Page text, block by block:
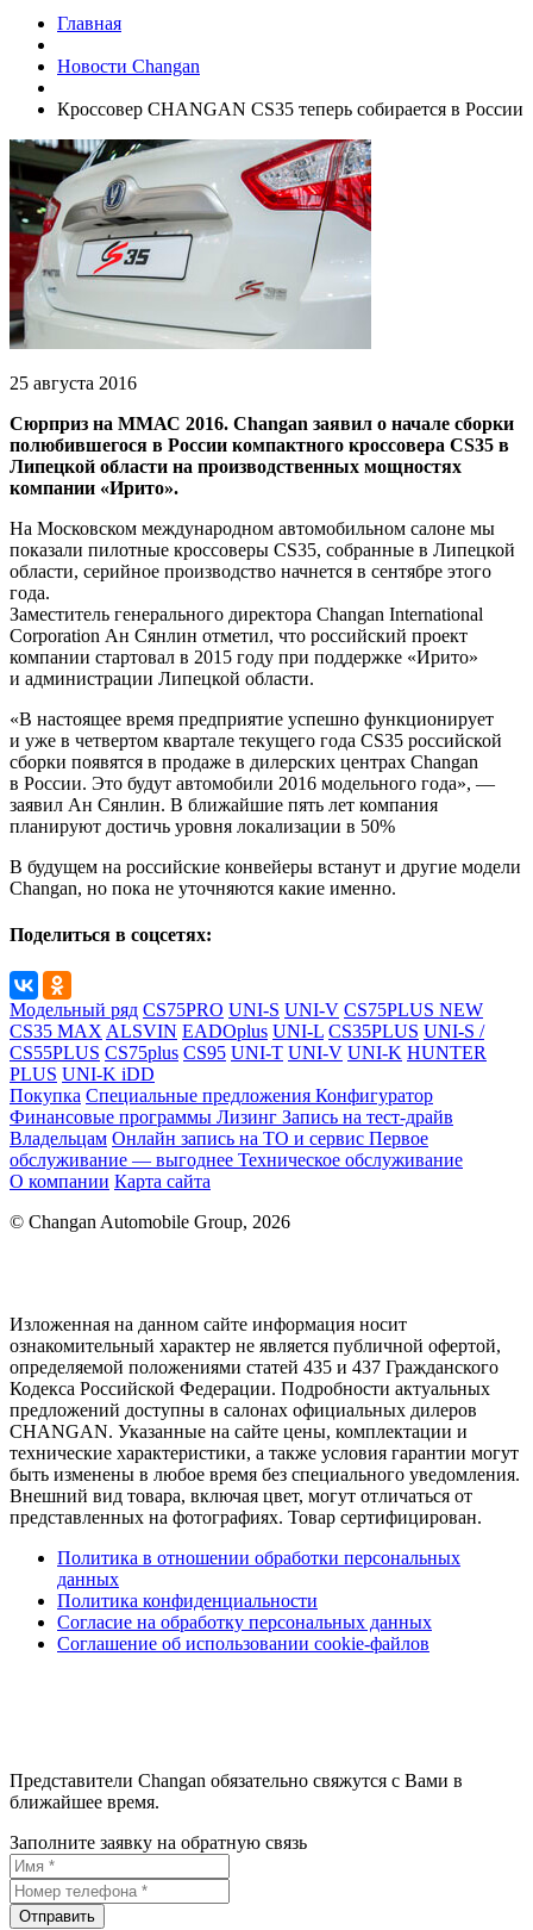
Главная
Новости Changan
Кроссовер CHANGAN CS35 теперь собирается в России
25 августа 2016
Сюрприз на ММАС 2016. Changan заявил о начале сборки
полюбившегося в России компактного кроссовера CS35 в
Липецкой области на производственных мощностях
компании «Ирито».
На Московском международном автомобильном салоне мы
показали пилотные кроссоверы CS35, собранные в Липецкой
области, серийное производство начнется в сентябре этого
года.
Заместитель генерального директора Changan International
Corporation Ан Сянлин отметил, что российский проект
компании стартовал в 2015 году при поддержке «Ирито»
и администрации Липецкой области.
«В настоящее время предприятие успешно функционирует
и уже в четвертом квартале текущего года CS35 российской
сборки появятся в продаже в дилерских центрах Changan
в России. Это будут автомобили 2016 модельного года», —
заявил Ан Сянлин. В ближайшие пять лет компания
планируют достичь уровня локализации в 50%
В будущем на российские конвейеры встанут и другие модели
Changan, но пока не уточняются какие именно.
Поделиться в соцсетях:
Модельный ряд CS75PRO UNI-S UNI-V CS75PLUS NEW
CS35 MAX ALSVIN EADOplus UNI-L CS35PLUS UNI-S /
CS55PLUS CS75plus CS95 UNI-T UNI-V UNI-K HUNTER
PLUS UNI-K iDD
Покупка Специальные предложения Конфигуратор
Финансовые программы Лизинг Запись на тест-драйв
Владельцам Онлайн запись на ТО и сервис Первое
обслуживание — выгоднее Техническое обслуживание
О компании Карта сайта
© Changan Automobile Group, 2026
Изложенная на данном сайте информация носит
ознакомительный характер не является публичной офертой,
определяемой положениями статей 435 и 437 Гражданского
Кодекса Российской Федерации. Подробности актуальных
предложений доступны в салонах официальных дилеров
CHANGAN. Указанные на сайте цены, комплектации и
технические характеристики, а также условия гарантии могут
быть изменены в любое время без специального уведомления.
Внешний вид товара, включая цвет, могут отличаться от
представленных на фотографиях. Товар сертифицирован.
Политика в отношении обработки персональных
данных
Политика конфиденциальности
Согласие на обработку персональных данных
Соглашение об использовании cookie-файлов
Представители Changan обязательно свяжутся с Вами в
ближайшее время.
Заполните заявку на обратную связь
Отправить